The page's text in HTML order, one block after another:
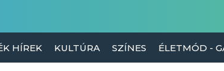
HÍREK KULTÚRA SZÍNES ÉLETMÓD -